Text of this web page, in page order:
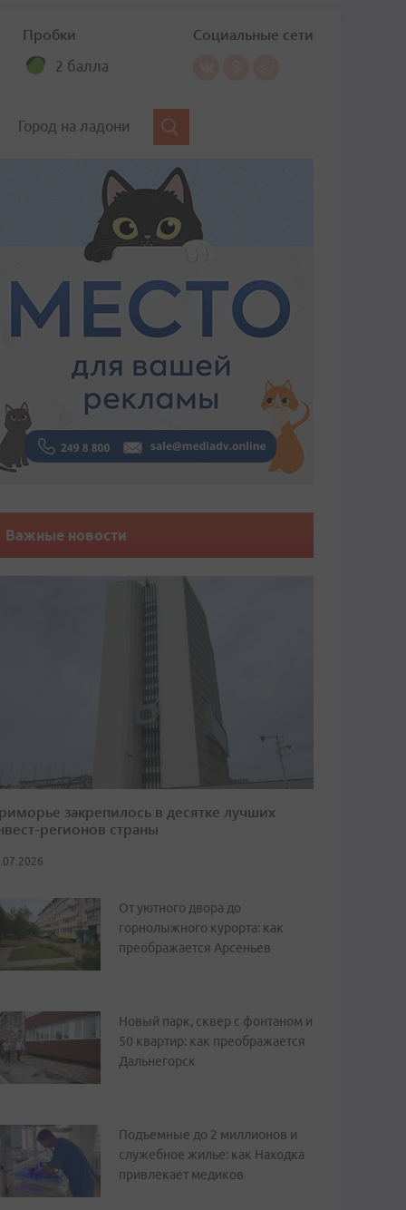
Пробки
2 балла
Социальные сети
Город на ладони
Важные новости
закрепилось в десятке лучших
регионов страны
От уютного двора до
горнолыжного курорта: как
преображается Арсеньев
Новый парк, сквер с фонтаном и
50 квартир: как преображается
Дальнегорск
Подъемные до 2 миллионов и
служебное жилье: как Находка
привлекает медиков